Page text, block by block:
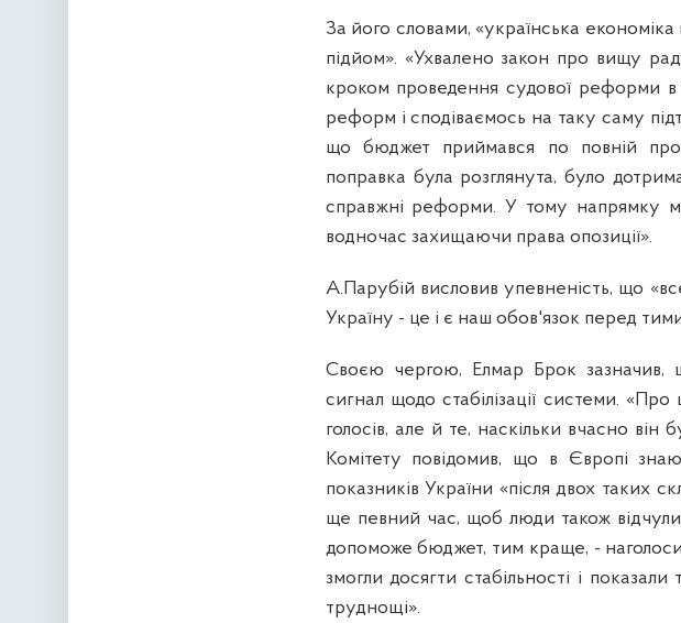
За його словами, «українська
підйом». «Ухвалено закон про вищу
кроком проведення судової реформи
реформ і сподіваємось на таку саму
що бюджет приймався по повній
поправка була розглянута, було
справжні реформи. У тому напрямку
водночас захищаючи права опозиції».
А.Парубій висловив упевненість, що
Україну - це і є наш обов'язок перед
Своєю чергою, Елмар Брок
сигнал щодо стабілізації системи.
голосів, але й те, наскільки вчасно він
Комітету повідомив, що в Європі
показників України «після двох таких
ще певний час, щоб люди також
допоможе бюджет, тим краще, -
змогли досягти стабільності і
труднощі».